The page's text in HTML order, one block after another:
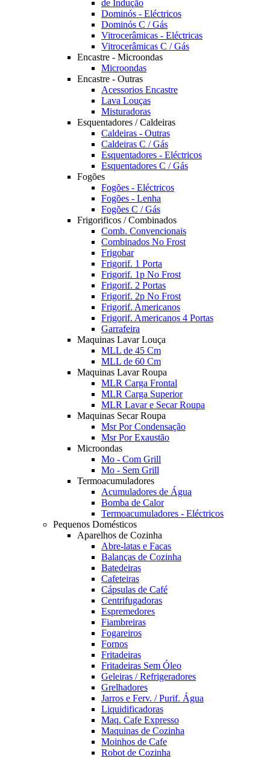
de Indução
Dominós - Eléctricos
Dominós C / Gás
Vitrocerâmicas - Eléctricas
Vitrocerâmicas C / Gás
Encastre - Microondas
Microondas
Encastre - Outras
Acessorios Encastre
Lava Louças
Misturadoras
Esquentadores / Caldeiras
Caldeiras - Outras
Caldeiras C / Gás
Esquentadores - Eléctricos
Esquentadores C / Gás
Fogões
Fogões - Eléctricos
Fogões - Lenha
Fogões C / Gás
Frigorificos / Combinados
Comb. Convencionais
Combinados No Frost
Frigobar
Frigorif. 1 Porta
Frigorif. 1p No Frost
Frigorif. 2 Portas
Frigorif. 2p No Frost
Frigorif. Americanos
Frigorif. Americanos 4 Portas
Garrafeira
Maquinas Lavar Louça
MLL de 45 Cm
MLL de 60 Cm
Maquinas Lavar Roupa
MLR Carga Frontal
MLR Carga Superior
MLR Lavar e Secar Roupa
Maquinas Secar Roupa
Msr Por Condensação
Msr Por Exaustão
Microondas
Mo - Com Grill
Mo - Sem Grill
Termoacumuladores
Acumuladores de Água
Bomba de Calor
Termoacumuladores - Eléctricos
Pequenos Domésticos
Aparelhos de Cozinha
Abre-latas e Facas
Balanças de Cozinha
Batedeiras
Cafeteiras
Cápsulas de Café
Centrifugadoras
Espremedores
Fiambreiras
Fogareiros
Fornos
Fritadeiras
Fritadeiras Sem Óleo
Geleiras / Refrigeradores
Grelhadores
Jarros e Ferv. / Purif. Água
Liquidificadoras
Maq. Cafe Expresso
Maquinas de Cozinha
Moinhos de Cafe
Robot de Cozinha